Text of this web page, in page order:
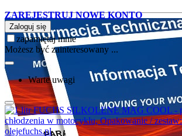
ZAREJESTRUJ NOWE KONTO
Zaloguj się
zapamiętaj mnie
Możesz być zainteresowany ...
Warte uwagi